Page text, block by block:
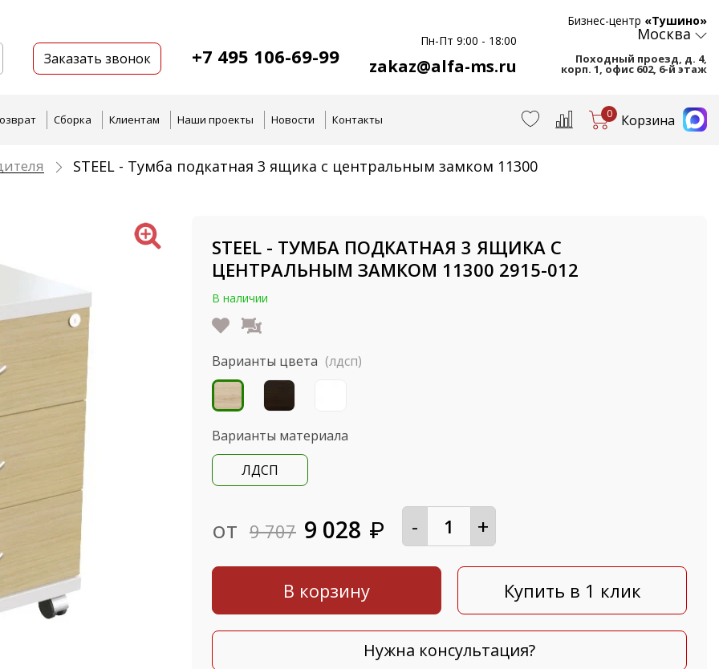
Заказать звонок +7 495 106-69-99
Пн-Пт 9:00 - 18:00
zakaz@alfa-ms.ru
Бизнес-центр «Тушино»
Москва
Походный проезд, д. 4,
корп. 1, офис 602, 6-й этаж
Сборка Клиентам Наши проекты Новости Контакты 0 Корзина
STEEL - Тумба подкатная 3 ящика с центральным замком 11300
STEEL - ТУМБА ПОДКАТНАЯ 3 ЯЩИКА С
ЦЕНТРАЛЬНЫМ ЗАМКОМ 11300 2915-012
В наличии
Варианты цвета (лдсп)
Варианты материала
ЛДСП
от 9 707 9 028 ₽ - +
В корзину Купить в 1 клик
Нужна консультация?